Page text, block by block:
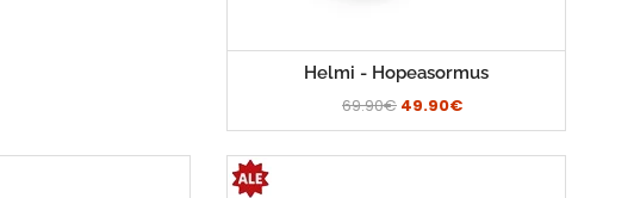
Helmi - Hopeasormus
69.90€ 49.90€